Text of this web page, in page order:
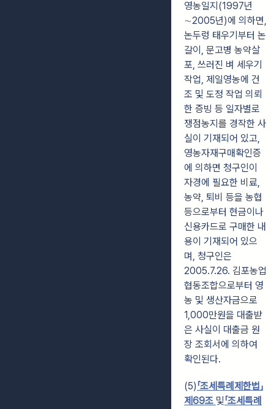
영농일지(1997년
∼2005년)에 의하면,
논두렁 태우기부터 논
갈이, 문고병 농약살
포, 쓰러진 벼 세우기
작업, 제일영농에 건
조 및 도정 작업 의뢰
한 증빙 등 일자별로
쟁점농지를 경작한 사
실이 기재되어 있고,
영농자재구매확인증
에 의하면 청구인이
자경에 필요한 비료,
농약, 퇴비 등을 농협
등으로부터 현금이나
신용카드로 구매한 내
용이 기재되어 있으
며, 청구인은
2005.7.26. 김포농업
협동조합으로부터 영
농 및 생산자금으로
1,000만원을 대출받
은 사실이 대출금 원
장 조회서에 의하여
확인된다.
(5)「조세특례제한법」
제69조 및「조세특례